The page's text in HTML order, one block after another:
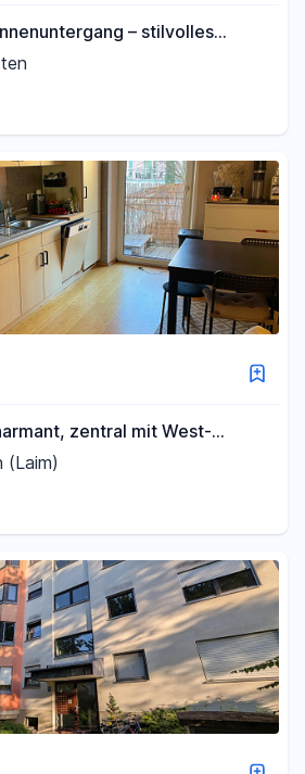
– stilvolles
zentral mit West-
Laim
(Laim)